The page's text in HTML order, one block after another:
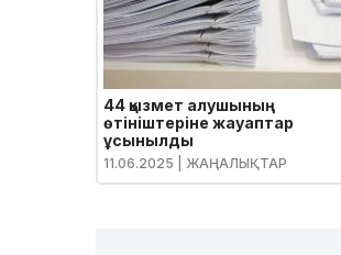
44 қызмет алушының
өтініштеріне жауаптар
ұсынылды
11.06.2025 | ЖАҢАЛЫҚТАР